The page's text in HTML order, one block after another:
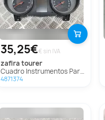
35,25€€ sin IVA
zafira tourer
Cuadro Instrumentos Para Opel Zafira Tourer
4871374